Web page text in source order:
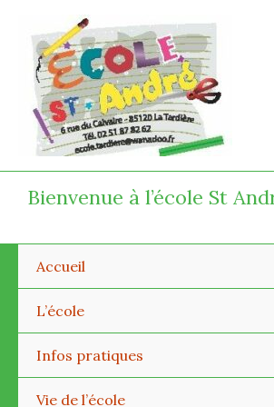
contenu
Bienvenue à l’école St
Accueil
L’école
Infos pratiques
Vie de l’école